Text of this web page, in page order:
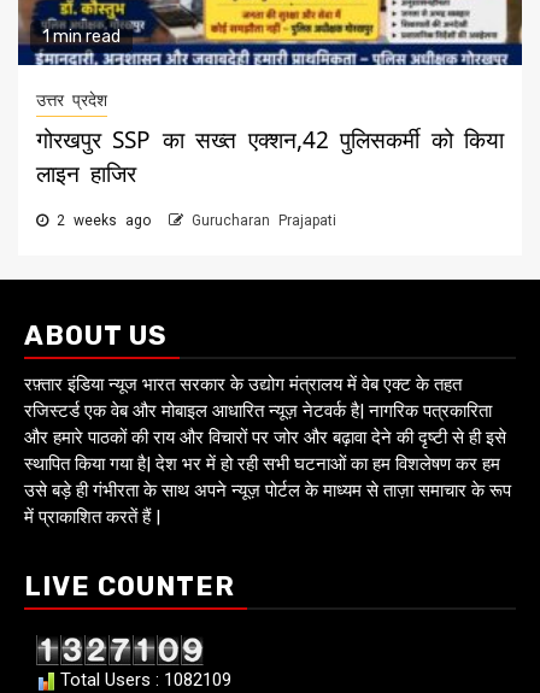
1 min read
उत्तर प्रदेश
गोरखपुर SSP का सख्त एक्शन,42 पुलिसकर्मी को किया
लाइन हाजिर
2 weeks ago Gurucharan Prajapati
ABOUT US
रफ़्तार इंडिया न्यूज भारत सरकार के उद्योग मंत्रालय में वेब एक्ट के तहत
रजिस्टर्ड एक वेब और मोबाइल आधारित न्यूज़ नेटवर्क है| नागरिक पत्रकारिता
और हमारे पाठकों की राय और विचारों पर जोर और बढ़ावा देने की दृष्टी से ही इसे
स्थापित किया गया है| देश भर में हो रही सभी घटनाओं का हम विशलेषण कर हम
उसे बड़े ही गंभीरता के साथ अपने न्यूज़ पोर्टल के माध्यम से ताज़ा समाचार के रूप
में प्राकाशित करतें हैं |
LIVE COUNTER
Total Users : 1082109